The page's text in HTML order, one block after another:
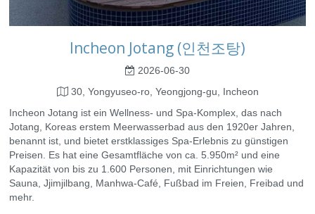
Incheon Jotang (인천조탕)
2026-06-30
30, Yongyuseo-ro, Yeongjong-gu, Incheon
Incheon Jotang ist ein Wellness- und Spa-Komplex, das nach
Jotang, Koreas erstem Meerwasserbad aus den 1920er Jahren,
benannt ist, und bietet erstklassiges Spa-Erlebnis zu günstigen
Preisen. Es hat eine Gesamtfläche von ca. 5.950m² und eine
Kapazität von bis zu 1.600 Personen, mit Einrichtungen wie
Sauna, Jjimjilbang, Manhwa-Café, Fußbad im Freien, Freibad und
mehr.